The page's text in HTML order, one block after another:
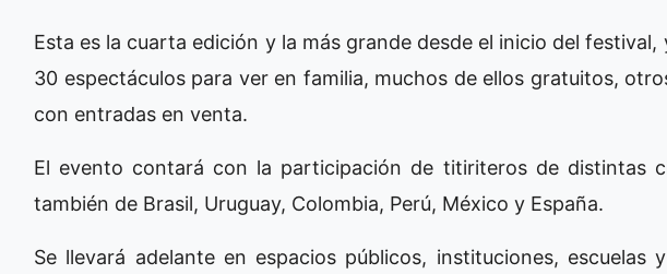
Esta es la cuarta edición y la más grande desde el inicio del festival,
30 espectáculos para ver en familia, muchos de ellos gratuitos,
con entradas en venta.
El evento contará con la participación de titiriteros de distintas
también de Brasil, Uruguay, Colombia, Perú, México y España.
Se llevará adelante en espacios públicos, instituciones, escuelas